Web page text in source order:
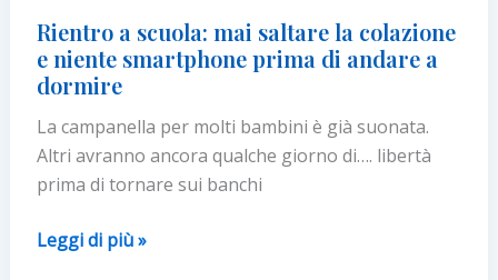
Rientro a scuola: mai saltare la colazione
e niente smartphone prima di andare a
dormire
La campanella per molti bambini è già suonata.
Altri avranno ancora qualche giorno di…. libertà
prima di tornare sui banchi
Rientro
Leggi di più »